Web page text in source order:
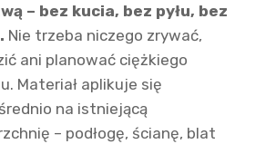
– bez kucia, bez pyłu, bez
Nie trzeba niczego zrywać,
ani planować ciężkiego
Materiał aplikuje się
na istniejącą
– podłogę, ścianę, blat